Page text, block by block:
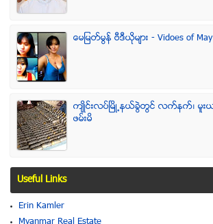
ေမျမတ္မြန္ ဗီဒီယုိမ်ား - Vidoes of
က်ဳိင္းလပ္ၿမိဳ႕နယ္ခြဲတြင္ လက္နက္၊ မူး
ဖမ္းမိ
Useful Links
Erin Kamler